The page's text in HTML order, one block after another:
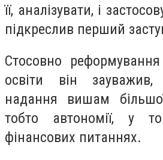
її, аналізувати, і
підкреслив перший
Стосовно
освіти він
надання вишам більшої
тобто автономії, у
фінансових питаннях.